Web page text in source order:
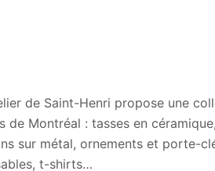
de Saint-Henri propose une
de Montréal : tasses en
sur métal, ornements et porte-
t-shirts…